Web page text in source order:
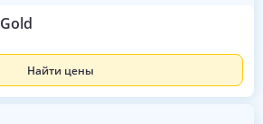
Gold
Найти цены